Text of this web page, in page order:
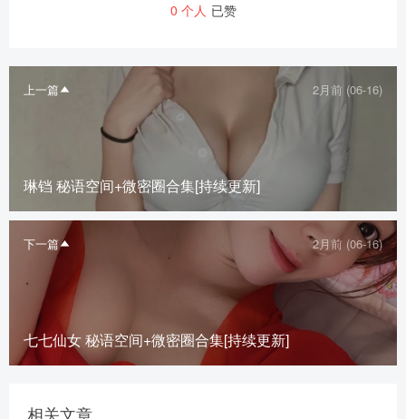
0 个人 已赞
上一篇 2月前 (06-16)
琳铛 秘语空间+微密圈合集[持续更新]
下一篇 2月前 (06-16)
七七仙女 秘语空间+微密圈合集[持续更新]
相关文章